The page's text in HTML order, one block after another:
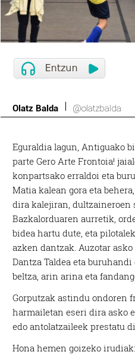
Olatz Balda @olatzbalda
Eguraldia lagun, Antiguako
parte Gero Arte Frontoia!
konpartsako erraldoi eta
Matia kalean gora eta
dira kalejiran, dultzaineroen
Bazkalorduaren aurretik,
bidea hartu dute, eta
azken dantzak. Auzotar
Dantza Taldea eta
beltza, arin arina eta
Gorputzak astindu ondoren
harmailetan eseri dira asko
edo antolatzaileek prestatu
Hona hemen goizeko irudiak: